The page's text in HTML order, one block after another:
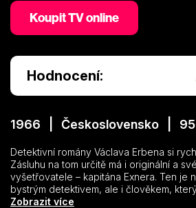
Koupit TV online
Hodnocení:
1966 | Československo | 95
Detektivní romány Václava Erbena si
Zásluhu na tom určitě má i originální a
vyšetřovatele – kapitána Exnera. Ten je
bystrým detektivem, ale i člověkem,
Pokladu byzantského kupce svěřil
Zobrazit více